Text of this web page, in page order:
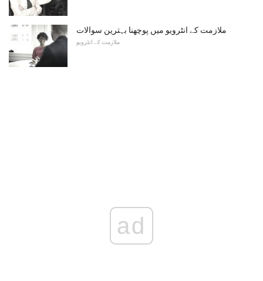
ملازمت کے انٹرویو میں پوچھنا بہترین سوالات
ملازمت کے انٹرویو
ad